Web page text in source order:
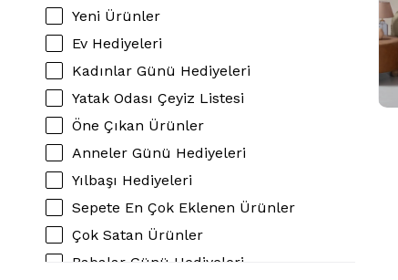
Yeni Ürünler
Ev Hediyeleri
Kadınlar Günü Hediyeleri
Yatak Odası Çeyiz Listesi
Öne Çıkan Ürünler
Anneler Günü Hediyeleri
Yılbaşı Hediyeleri
Sepete En Çok Eklenen Ürünler
Çok Satan Ürünler
Babalar Günü Hediyeleri